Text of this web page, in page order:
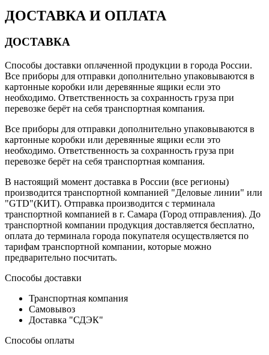
ДОСТАВКА И ОПЛАТА
ДОСТАВКА
Способы доставки оплаченной продукции в города России.
Все приборы для отправки дополнительно упаковываются в
картонные коробки или деревянные ящики если это
необходимо. Ответственность за сохранность груза при
перевозке берёт на себя транспортная компания.
Все приборы для отправки дополнительно упаковываются в
картонные коробки или деревянные ящики если это
необходимо. Ответственность за сохранность груза при
перевозке берёт на себя транспортная компания.
В настоящий момент доставка в России (все регионы)
производится транспортной компанией "Деловые линии" или
"GTD"(КИТ). Отправка производится с терминала
транспортной компанией в г. Самара (Город отправления). До
транспортной компании продукция доставляется бесплатно,
оплата до терминала города покупателя осуществляется по
тарифам транспортной компании, которые можно
предварительно посчитать.
Способы доставки
Транспортная компания
Самовывоз
Доставка "СДЭК"
Способы оплаты